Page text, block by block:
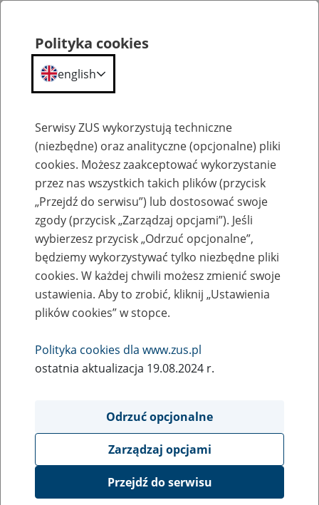
Szkolenia
Zaproś ZUS do siebie - zakładanie profili
eZUS w siedzibie Twojej firmy
Rodzaj wydarzenia
Szkolenia
obsługa klientów
Event description
Platforma Usług Elektronicznych ZUS eZUS
Polityka cookies
english
Serwisy ZUS wykorzystują techniczne
(niezbędne) oraz analityczne (opcjonalne) pliki
cookies. Możesz zaakceptować wykorzystanie
przez nas wszystkich takich plików (przycisk
„Przejdź do serwisu”) lub dostosować swoje
zgody (przycisk „Zarządzaj opcjami”). Jeśli
wybierzesz przycisk „Odrzuć opcjonalne”,
będziemy wykorzystywać tylko niezbędne pliki
cookies. W każdej chwili możesz zmienić swoje
ustawienia. Aby to zrobić, kliknij „Ustawienia
plików cookies” w stopce.
Polityka cookies dla www.zus.pl
ostatnia aktualizacja 19.08.2024 r.
Odrzuć opcjonalne
Zarządzaj opcjami
Przejdź do serwisu